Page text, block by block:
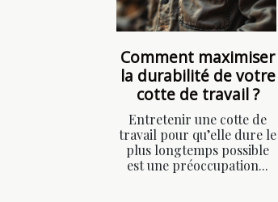
Comment maximiser
la durabilité de votre
cotte de travail ?
Entretenir une cotte de
travail pour qu’elle dure le
plus longtemps possible
est une préoccupation...